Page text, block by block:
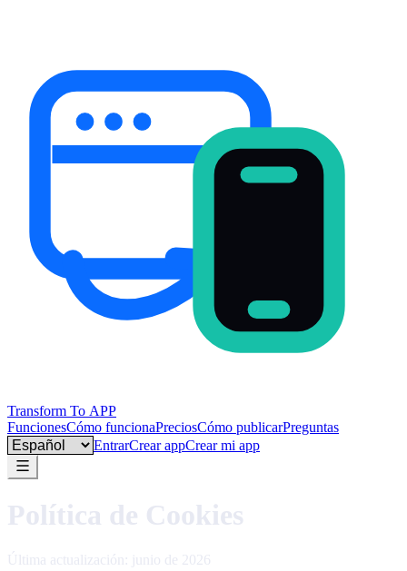
Transform To APP
FuncionesCómo funcionaPreciosCómo publicarPreguntas
Language
EntrarCrear appCrear mi app
Política de Cookies
Última actualización: junio de 2026